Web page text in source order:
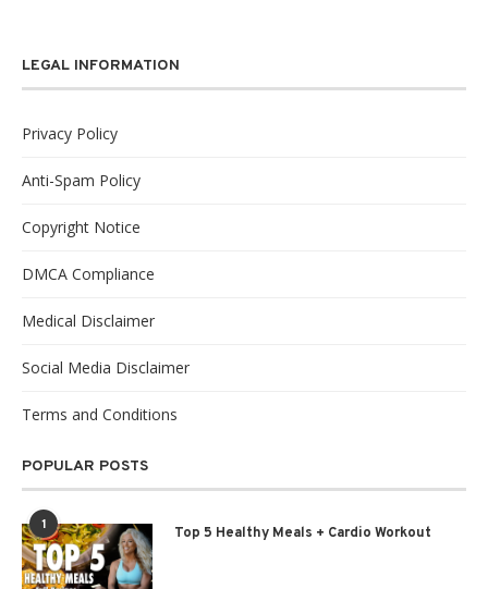
LEGAL INFORMATION
Privacy Policy
Anti-Spam Policy
Copyright Notice
DMCA Compliance
Medical Disclaimer
Social Media Disclaimer
Terms and Conditions
POPULAR POSTS
1 Top 5 Healthy Meals + Cardio Workout